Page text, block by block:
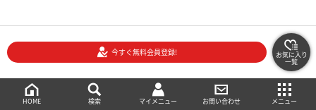
HOME 検索 マイメニュー お問い合わせ メニュー
今すぐ無料会員登録! お気に入り
一覧
絞り込み検索
メニュー
ご相談・お問い合わせ